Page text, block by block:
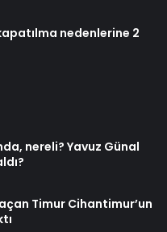
nedenlerine 2
nereli? Yavuz Günal
Timur Cihantimur’un